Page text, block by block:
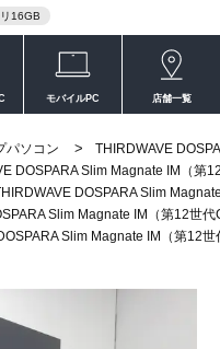
リ16GB
モバイルPC 店舗一覧
パソコン >
THIRDWAVE
DOSPARA Slim Magnate IM（第
DOSPARA Slim
Slim Magnate IM（第12世代
Slim Magnate IM（第12世